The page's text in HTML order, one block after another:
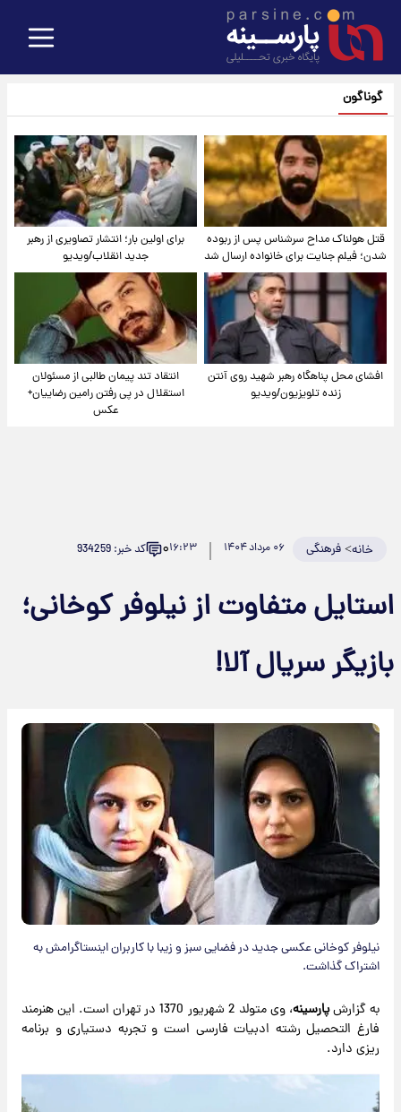
گوناگون
قتل هولناک مداح سرشناس پس از ربوده
شدن؛ فیلم جنایت برای خانواده ارسال شد
برای اولین بار؛ انتشار تصاویری از رهبر
جدید انقلاب/ویدیو
افشای محل پناهگاه‌ رهبر شهید روی آنتن
زنده تلویزیون/ویدیو
انتقاد تند پیمان طالبی از مسئولان
استقلال در پی رفتن رامین رضاییان+
عکس
خانه>فرهنگی ۰۶ مرداد ۱۴۰۴ ۱۶:۲۳۰ کد خبر: 934259
استایل متفاوت از نیلوفر کوخانی؛
بازیگر سریال آلا!
نیلوفر کوخانی عکسی جدید در فضایی سبز و زیبا با کاربران اینستاگرامش به
اشتراک گذاشت.
به گزارشپارسینه
، وی متولد 2 شهریور 1370 در تهران است. این هنرمند
فارغ التحصیل رشته ادبیات فارسی است و تجربه دستیاری و برنامه
ریزی دارد.